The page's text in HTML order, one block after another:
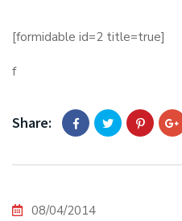
[formidable id=2 title=true]
f
Share:
08/04/2014